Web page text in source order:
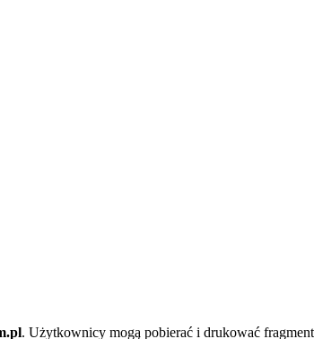
. Użytkownicy mogą pobierać i drukować